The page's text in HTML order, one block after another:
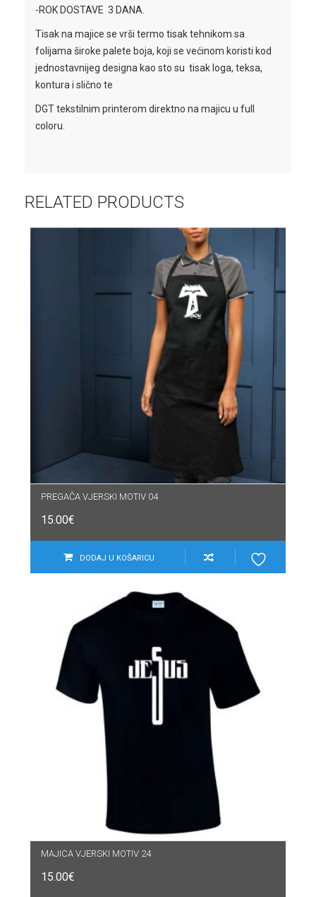
-ROK DOSTAVE 3 DANA.
Tisak na majice se vrši termo tisak tehnikom sa
folijama široke palete boja, koji se većinom koristi kod
jednostavnijeg designa kao sto su tisak loga, teksa,
kontura i slično te
DGT tekstilnim printerom direktno na majicu u full
coloru.
RELATED PRODUCTS
PREGAČA VJERSKI MOTIV 04
15.00€
DODAJ U KOŠARICU
MAJICA VJERSKI MOTIV 24
15.00€